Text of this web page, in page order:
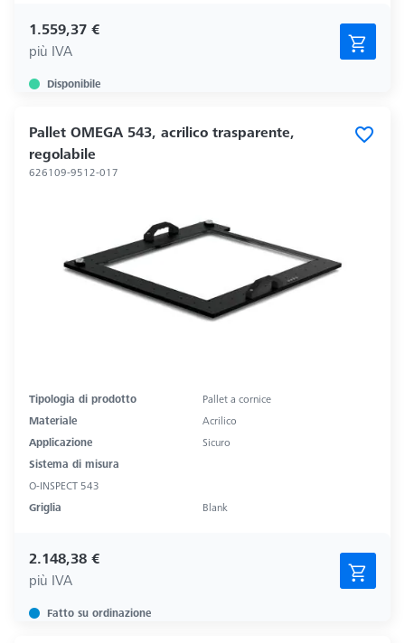
1.559,37 €
più IVA
Disponibile
Pallet OMEGA 543, acrilico trasparente,
regolabile
626109-9512-017
Tipologia di prodotto
Pallet a cornice
Materiale
Acrilico
Applicazione
Sicuro
Sistema di misura
O-INSPECT 543
Griglia
Blank
2.148,38 €
più IVA
Fatto su ordinazione